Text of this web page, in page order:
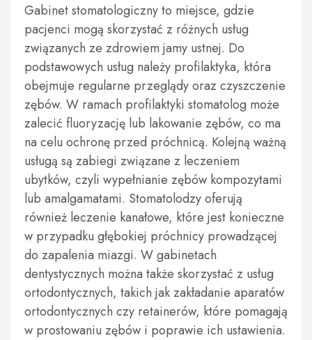
Gabinet stomatologiczny to miejsce, gdzie
pacjenci mogą skorzystać z różnych usług
związanych ze zdrowiem jamy ustnej. Do
podstawowych usług należy profilaktyka, która
obejmuje regularne przeglądy oraz czyszczenie
zębów. W ramach profilaktyki stomatolog może
zalecić fluoryzację lub lakowanie zębów, co ma
na celu ochronę przed próchnicą. Kolejną ważną
usługą są zabiegi związane z leczeniem
ubytków, czyli wypełnianie zębów kompozytami
lub amalgamatami. Stomatolodzy oferują
również leczenie kanałowe, które jest konieczne
w przypadku głębokiej próchnicy prowadzącej
do zapalenia miazgi. W gabinetach
dentystycznych można także skorzystać z usług
ortodontycznych, takich jak zakładanie aparatów
ortodontycznych czy retainerów, które pomagają
w prostowaniu zębów i poprawie ich ustawienia.